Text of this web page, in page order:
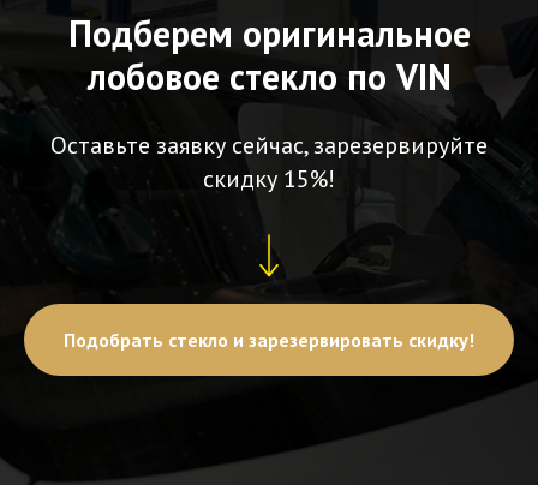
Подберем оригинальное
лобовое стекло по VIN
Оставьте заявку сейчас, зарезервируйте
скидку 15%!
Подобрать стекло и зарезервировать скидку!